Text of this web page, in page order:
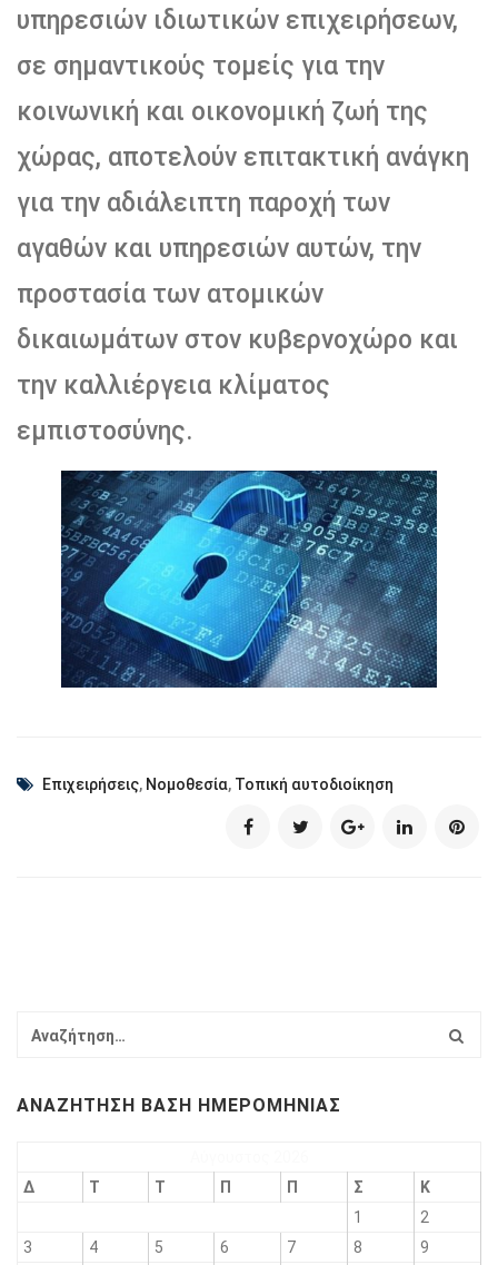
υπηρεσιών ιδιωτικών επιχειρήσεων,
σε σημαντικούς τομείς για την
κοινωνική και οικονομική ζωή της
χώρας, αποτελούν επιτακτική ανάγκη
για την αδιάλειπτη παροχή των
αγαθών και υπηρεσιών αυτών, την
προστασία των ατομικών
δικαιωμάτων στον κυβερνοχώρο και
την καλλιέργεια κλίματος
εμπιστοσύνης.
Επιχειρήσεις, Νομοθεσία, Τοπική αυτοδιοίκηση
ΑΝΑΖΉΤΗΣΗ ΒΆΣΗ ΗΜΕΡΟΜΗΝΊΑΣ
Δ
Τ Τ Π Π Σ
Κ
1
2
3
4 5 6 7 8
9